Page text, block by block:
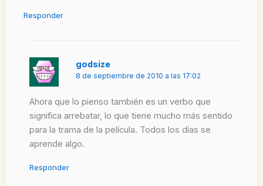
Responder
godsize
8 de septiembre de 2010 a las 17:02
Ahora que lo pienso también es un verbo que
significa arrebatar, lo que tiene mucho más sentido
para la trama de la película. Todos los días se
aprende algo.
Responder